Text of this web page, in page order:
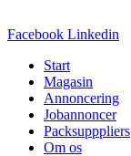
Facebook Linkedin
Start
Magasin
Annoncering
Jobannoncer
Packsupppliers
Om os